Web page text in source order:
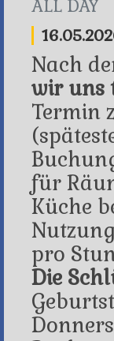
ALL DAY
Nach
wir uns
Termin
für
Küche
pro
Die